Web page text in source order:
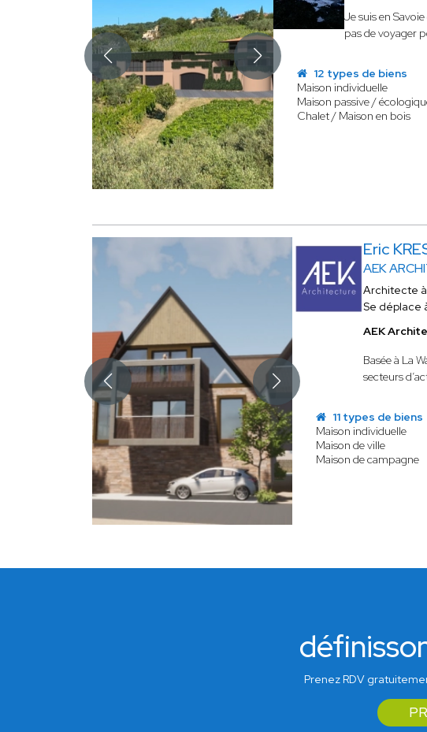
Je suis en
pas de voyager
12 types de biens
Maison individuelle
Maison passive /
Chalet / Maison en bois
Eric
AEK
Architecte à
Se déplace
AEK
Basée à La
secteurs
11 types de biens
Maison individuelle
Maison de ville
Maison de campagne
Prenez RDV